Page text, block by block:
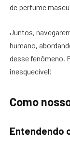
de perfume
Juntos,
humano,
desse fenômeno.
inesquecível!
Como
Entendendo